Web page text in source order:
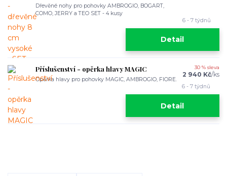
Dřevěné nohy pro pohovky AMBROGIO, BOGART,
COMO, JERRY a TEO SET - 4 kusy
6 - 7 týdnů
Detail
Příslušenství - opěrka hlavy MAGIC
Opěrka hlavy pro pohovky MAGIC, AMBROGIO, FIORE.
30 % sleva
2 940 Kč/ks
6 - 7 týdnů
Detail